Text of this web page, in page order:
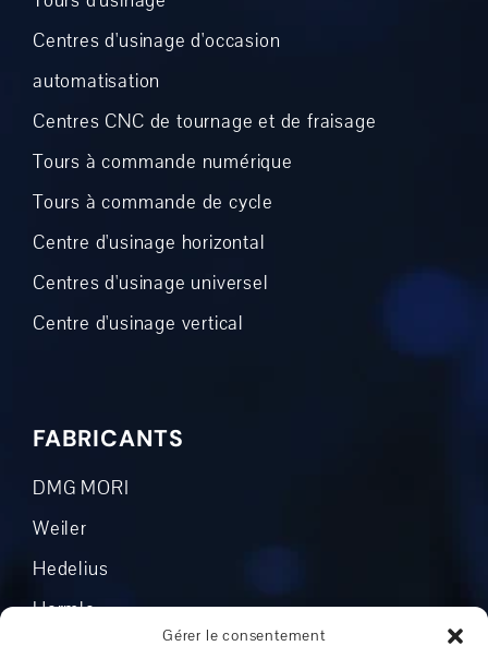
Gérer le consentement
Centres d'usinage d'occasion
automatisation
Centres CNC de tournage et de fraisage
Tours à commande numérique
Tours à commande de cycle
Centre d'usinage horizontal
Centres d'usinage universel
Centre d'usinage vertical
FABRICANTS
DMG MORI
Weiler
Hedelius
Hermle